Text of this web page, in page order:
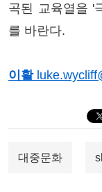
곡된 교육열을 '
를 바란다.
이활
대중문화